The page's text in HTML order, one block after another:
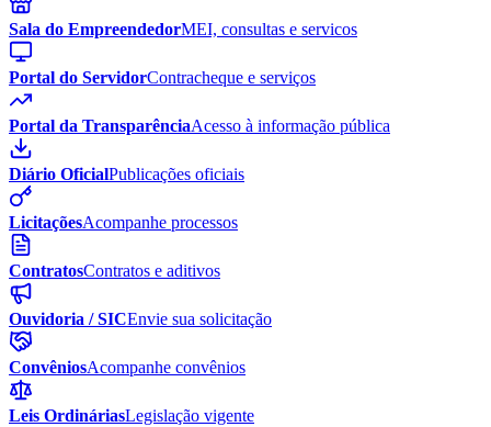
Sala do EmpreendedorMEI, consultas e servicos
Portal do ServidorContracheque e serviços
Portal da TransparênciaAcesso à informação pública
Diário OficialPublicações oficiais
LicitaçõesAcompanhe processos
ContratosContratos e aditivos
Ouvidoria / SICEnvie sua solicitação
ConvêniosAcompanhe convênios
Leis OrdináriasLegislação vigente